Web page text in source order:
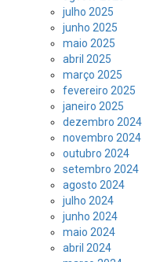
julho 2025
junho 2025
maio 2025
abril 2025
março 2025
fevereiro 2025
janeiro 2025
dezembro 2024
novembro 2024
outubro 2024
setembro 2024
agosto 2024
julho 2024
junho 2024
maio 2024
abril 2024